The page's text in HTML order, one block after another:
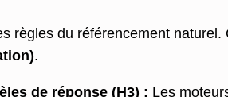
règles du référencement
.
de réponse (H3) : Les